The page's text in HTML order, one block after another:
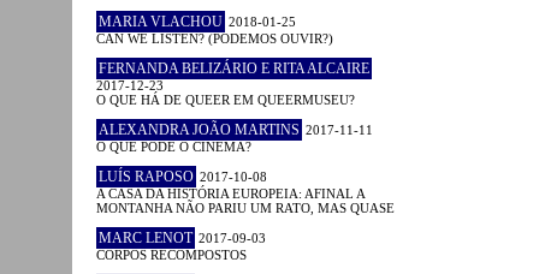
MARIA VLACHOU 2018-01-25
CAN WE LISTEN? (PODEMOS OUVIR?)
FERNANDA BELIZÁRIO E RITA ALCAIRE
2017-12-23
O QUE HÁ DE QUEER EM QUEERMUSEU?
ALEXANDRA JOÃO MARTINS 2017-11-11
O QUE PODE O CINEMA?
LUÍS RAPOSO 2017-10-08
A CASA DA HISTÓRIA EUROPEIA: AFINAL A
MONTANHA NÃO PARIU UM RATO, MAS QUASE
MARC LENOT 2017-09-03
CORPOS RECOMPOSTOS